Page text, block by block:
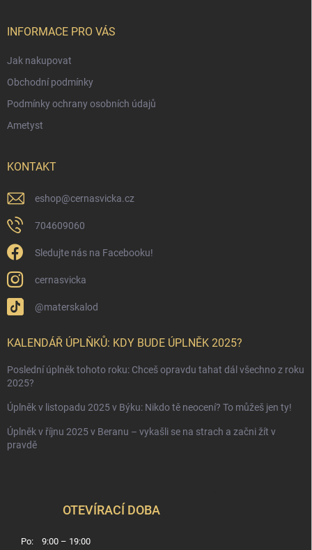
INFORMACE PRO VÁS
Jak nakupovat
Obchodní podmínky
Podmínky ochrany osobních údajů
Ametyst
KONTAKT
eshop@cernasvicka.cz
704609060
Sledujte nás na Facebooku!
cernasvicka
@materskalod
KALENDÁŘ ÚPLŇKŮ: KDY BUDE ÚPLNĚK 2025?
Poslední úplněk tohoto roku: Chceš opravdu tahat dál všechno z roku
2025?
Úplněk v listopadu 2025 v Býku: Nikdo tě neocení? To můžeš jen ty!
Úplněk v říjnu 2025 v Beranu – vykašli se na strach a začni žít v
pravdě
OTEVÍRACÍ DOBA
Po:
9:00 – 19:00